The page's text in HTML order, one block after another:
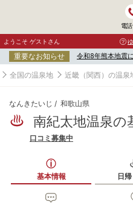
電
ようこそ ゲストさん
重要なお知らせ 令和8年熊本地震
全国の温泉地 近畿（関西）の温泉
なんきたいじ 和歌山県
南紀太地温泉の
口コミ募集中
基本情報 日